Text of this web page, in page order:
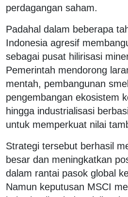
perdagangan saham.
Padahal dalam beberapa
Indonesia agresif
sebagai pusat hilirisasi
Pemerintah mendorong
mentah, pembangunan
pengembangan ekosistem
hingga industrialisasi
untuk memperkuat nilai
Strategi tersebut berhasil
besar dan meningkatkan
dalam rantai pasok global
Namun keputusan MSCI